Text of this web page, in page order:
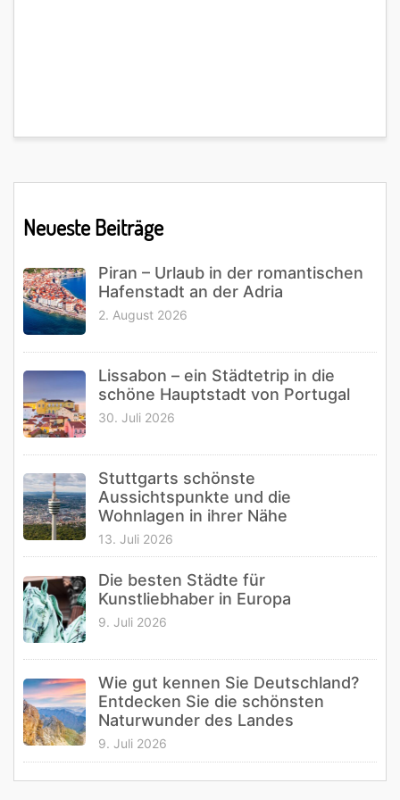
Sidebar
Neueste Beiträge
Piran – Urlaub in der romantischen
Hafenstadt an der Adria
2. August 2026
Lissabon – ein Städtetrip in die
schöne Hauptstadt von Portugal
30. Juli 2026
Stuttgarts schönste
Aussichtspunkte und die
Wohnlagen in ihrer Nähe
13. Juli 2026
Die besten Städte für
Kunstliebhaber in Europa
9. Juli 2026
Wie gut kennen Sie Deutschland?
Entdecken Sie die schönsten
Naturwunder des Landes
9. Juli 2026